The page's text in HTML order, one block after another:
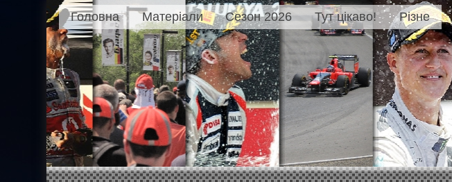
Головна Матеріали Сезон 2026 Тут цікаво! Різне